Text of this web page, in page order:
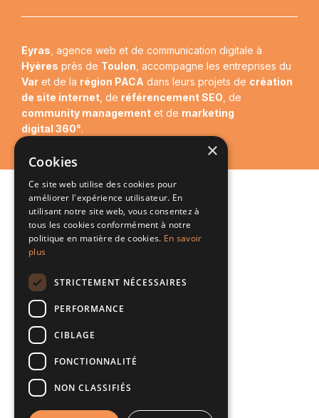
Eyras , agence web et de communication digitale à
Hyères près de Toulon , accompagne les entreprises du
Var et de la région PACA dans leurs projets de création
de site internet , de référencement SEO , de
community management et de marketing
digital 360°.
×
Cookies
Ce site web utilise des cookies pour
améliorer l'expérience utilisateur. En
utilisant notre site web, vous consentez à
tous les cookies conformément à notre
politique en matière de cookies. En savoir
plus
STRICTEMENT NÉCESSAIRES
PERFORMANCE
CIBLAGE
FONCTIONNALITÉ
NON CLASSIFIÉS